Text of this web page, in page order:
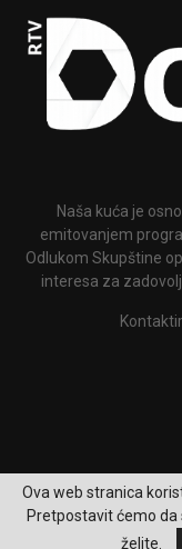
Naša kuća je
emitovanjem
Odlukom Skupštine
interesa za
2026 -
Ova web stranica
Pretpostavit ćemo da
želite.